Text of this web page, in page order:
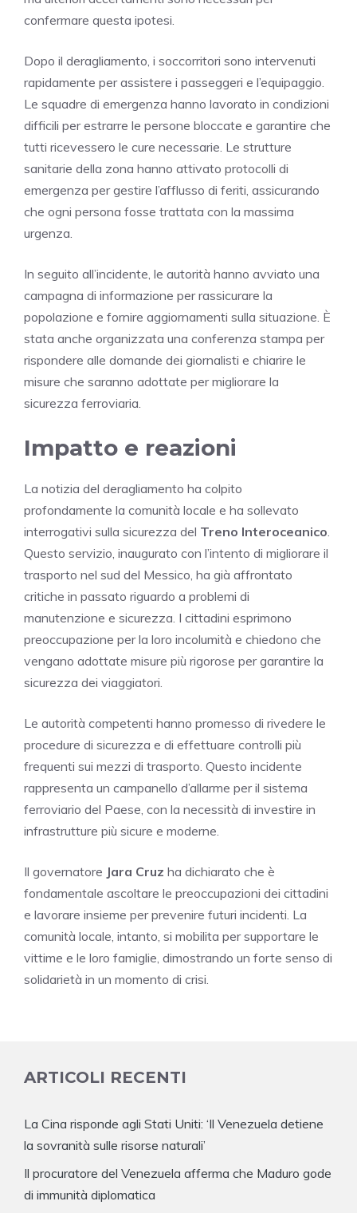
confermare questa ipotesi.
Dopo il deragliamento, i soccorritori sono intervenuti
rapidamente per assistere i passeggeri e l’equipaggio.
Le squadre di emergenza hanno lavorato in condizioni
difficili per estrarre le persone bloccate e garantire che
tutti ricevessero le cure necessarie. Le strutture
sanitarie della zona hanno attivato protocolli di
emergenza per gestire l’afflusso di feriti, assicurando
che ogni persona fosse trattata con la massima
urgenza.
In seguito all’incidente, le autorità hanno avviato una
campagna di informazione per rassicurare la
popolazione e fornire aggiornamenti sulla situazione. È
stata anche organizzata una conferenza stampa per
rispondere alle domande dei giornalisti e chiarire le
misure che saranno adottate per migliorare la
sicurezza ferroviaria.
Impatto e reazioni
La notizia del deragliamento ha colpito
profondamente la comunità locale e ha sollevato
interrogativi sulla sicurezza del Treno Interoceanico
Questo servizio, inaugurato con l’intento di migliorare il
trasporto nel sud del Messico, ha già affrontato
critiche in passato riguardo a problemi di
manutenzione e sicurezza. I cittadini esprimono
preoccupazione per la loro incolumità e chiedono che
vengano adottate misure più rigorose per garantire la
sicurezza dei viaggiatori.
Le autorità competenti hanno promesso di rivedere le
procedure di sicurezza e di effettuare controlli più
frequenti sui mezzi di trasporto. Questo incidente
rappresenta un campanello d’allarme per il sistema
ferroviario del Paese, con la necessità di investire in
infrastrutture più sicure e moderne.
Il governatore Jara Cruz ha dichiarato che è
fondamentale ascoltare le preoccupazioni dei cittadini
e lavorare insieme per prevenire futuri incidenti. La
comunità locale, intanto, si mobilita per supportare le
vittime e le loro famiglie, dimostrando un forte senso di
solidarietà in un momento di crisi.
ARTICOLI RECENTI
La Cina risponde agli Stati Uniti: ‘Il Venezuela detiene
la sovranità sulle risorse naturali’
Il procuratore del Venezuela afferma che Maduro gode
di immunità diplomatica